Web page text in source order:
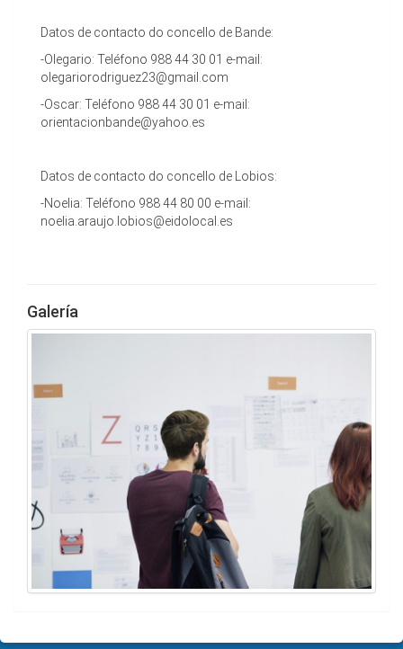
Datos de contacto do concello de Bande:
-Olegario: Teléfono 988 44 30 01 e-mail:
olegariorodriguez23@gmail.com
-Oscar: Teléfono 988 44 30 01 e-mail:
orientacionbande@yahoo.es
Datos de contacto do concello de Lobios:
-Noelia: Teléfono 988 44 80 00 e-mail:
noelia.araujo.lobios@eidolocal.es
Galería